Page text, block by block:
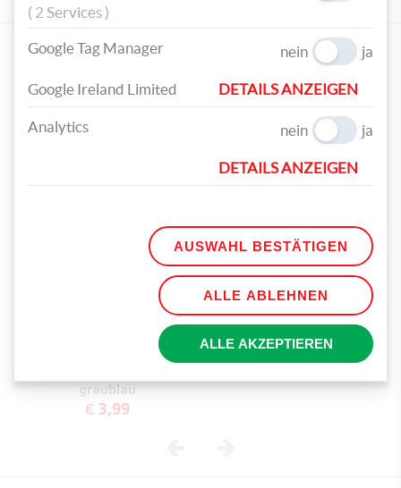
UNSERE PRODUKTEMPFEHLUNGEN
MARABU Kreidefarbe
€ 3,99
MARABU Kreidefarbe
graublau
€ 3,99
( 2 Services )
Google Tag Manager nein ja
Google Ireland Limited DETAILS ANZEIGEN
Analytics nein ja
DETAILS ANZEIGEN
AUSWAHL BESTÄTIGEN
ALLE ABLEHNEN
ALLE AKZEPTIEREN